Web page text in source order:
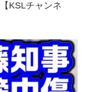
KSLチャンネ